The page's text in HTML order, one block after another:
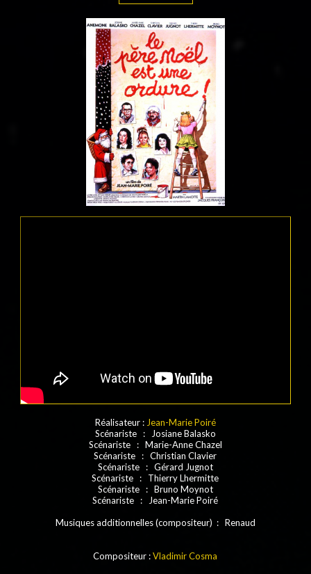
Réalisateur : Jean-Marie Poiré
Scénariste : Josiane Balasko
Scénariste : Marie-Anne Chazel
Scénariste : Christian Clavier
Scénariste : Gérard Jugnot
Scénariste : Thierry Lhermitte
Scénariste : Bruno Moynot
Scénariste : Jean-Marie Poiré
Musiques additionnelles (compositeur) : Renaud
Compositeur :Vladimir Cosma